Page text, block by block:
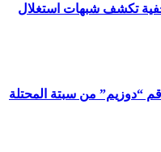
صحفية تكشف شبهات استغلال
“دوزيم” من سبتة المحتلة